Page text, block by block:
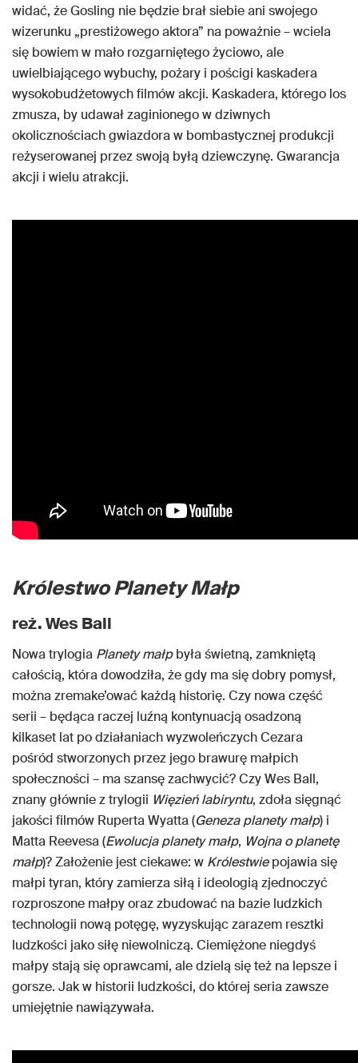
widać, że Gosling nie będzie brał siebie ani swojego
wizerunku „prestiżowego aktora” na poważnie – wciela
się bowiem w mało rozgarniętego życiowo, ale
uwielbiającego wybuchy, pożary i pościgi kaskadera
wysokobudżetowych filmów akcji. Kaskadera, którego los
zmusza, by udawał zaginionego w dziwnych
okolicznościach gwiazdora w bombastycznej produkcji
reżyserowanej przez swoją byłą dziewczynę. Gwarancja
akcji i wielu atrakcji.
Królestwo Planety Małp
reż. Wes Ball
Nowa trylogia Planety małpbyła świetną, zamkniętą
całością, która dowodziła, że gdy ma się dobry pomysł,
można zremake’ować każdą historię. Czy nowa część
serii – będąca raczej luźną kontynuacją osadzoną
kilkaset lat po działaniach wyzwoleńczych Cezara
pośród stworzonych przez jego brawurę małpich
społeczności – ma szansę zachwycić? Czy Wes Ball,
znany głównie z trylogii Więzień labiryntu, zdoła sięgnąć
jakości filmów Ruperta Wyatta (Geneza planety małp) i
Matta Reevesa (Ewolucja planety małp, Wojna o planetę
małp)? Założenie jest ciekawe: w Królestwiepojawia się
małpi tyran, który zamierza siłą i ideologią zjednoczyć
rozproszone małpy oraz zbudować na bazie ludzkich
technologii nową potęgę, wyzyskując zarazem resztki
ludzkości jako siłę niewolniczą. Ciemiężone niegdyś
małpy stają się oprawcami, ale dzielą się też na lepsze i
gorsze. Jak w historii ludzkości, do której seria zawsze
umiejętnie nawiązywała.